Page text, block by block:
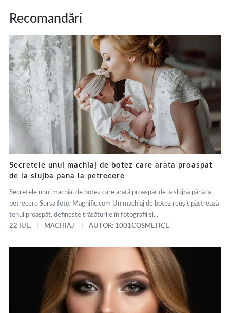
Recomandări
Secretele unui machiaj de botez care arata proaspat
de la slujba pana la petrecere
Secretele unui machiaj de botez care arată proaspăt de la slujbă până la
petrecere Sursa foto: Magnific.com Un machiaj de botez reușit păstrează
tenul proaspăt, definește trăsăturile în fotografii și...
22 IUL.
MACHIAJ AUTOR: 1001COSMETICE